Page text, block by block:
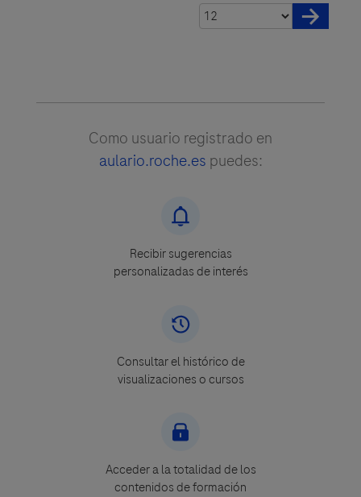
Como usuario registrado en
aulario.roche.es puedes:
Recibir sugerencias
personalizadas de interés
Consultar el histórico de
visualizaciones o cursos
Acceder a la totalidad de los
contenidos de formación